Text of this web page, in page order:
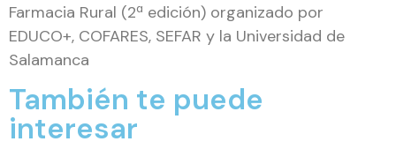
Farmacia Rural (2ª edición) organizado por
EDUCO+, COFARES, SEFAR y la Universidad de
Salamanca
También te puede
interesar